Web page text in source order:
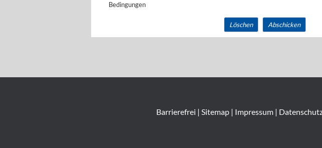
Bedingungen
Löschen Abschicken
Barrierefrei | Sitemap| Impressum|